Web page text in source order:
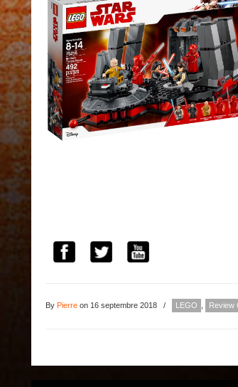
By Pierre on 16 septembre 2018 / LEGO Review